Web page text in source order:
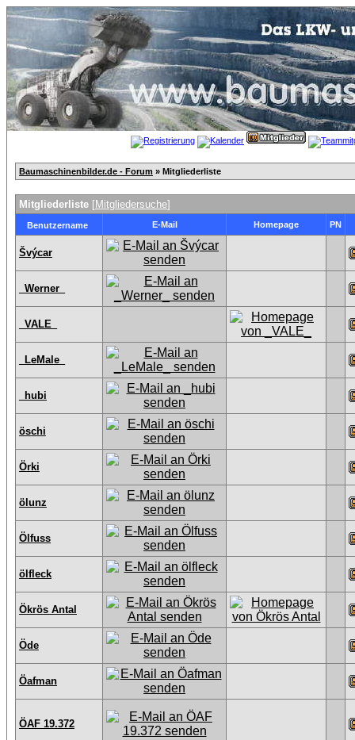
Baumaschinenbilder.de - Forum » Mitgliederliste
Mitgliederliste [Mitgliedersuche]
Benutzername E-Mail Homepage PN
Švýcar
_Werner_
_VALE_
_LeMale_
_hubi
öschi
Örki
ölunz
Ölfuss
ölfleck
Ökrös Antal
Öde
Öafman
ÖAF 19.372